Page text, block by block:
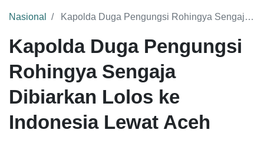
Nasional Kapolda Duga Pengungsi Rohingya Sengaja Dibiarkan Lolos ke Indonesia Lewat Aceh
Kapolda Duga Pengungsi
Rohingya Sengaja
Dibiarkan Lolos ke
Indonesia Lewat Aceh